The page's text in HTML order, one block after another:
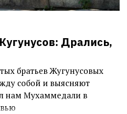
Дрались,
братьев Жугунусовых
собой и выясняют
нам Мухаммедали в